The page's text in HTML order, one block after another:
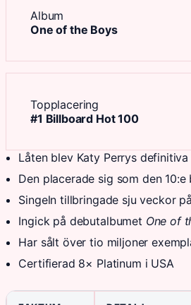
Album
One of the Boys
Topplacering
#1 Billboard Hot 100
Låten blev Katy Perrys
Den placerade sig som den
Singeln tillbringade sju veckor
Ingick på debutalbumet One of
Har sålt över tio miljoner
Certifierad 8× Platinum i USA